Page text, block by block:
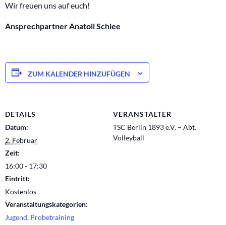
Wir freuen uns auf euch!
Ansprechpartner Anatoli Schlee
ZUM KALENDER HINZUFÜGEN
DETAILS
Datum:
2. Februar
Zeit:
16:00 - 17:30
Eintritt:
Kostenlos
Veranstaltungskategorien:
Jugend, Probetraining
VERANSTALTER
TSC Berlin 1893 e.V. – Abt.
Volleyball